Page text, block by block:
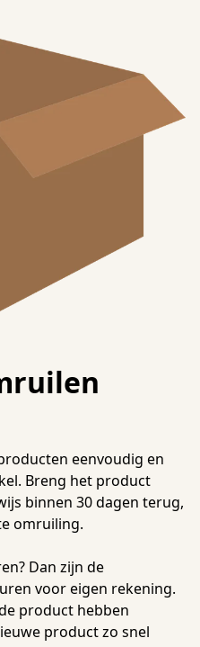
eenvoudig en
Breng het product
binnen 30 dagen terug,
omruiling.
Dan zijn de
voor eigen rekening.
product hebben
product zo snel